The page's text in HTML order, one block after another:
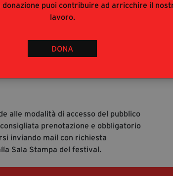
puoi contribuire ad arricchire il
lavoro.
DONA
484 KB
alle modalità di accesso del pubblico
prenotazione e obbligatorio
inviando mail con richiesta
Sala Stampa del festival.